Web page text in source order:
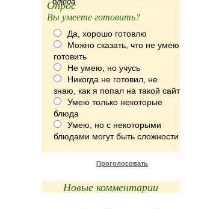
Опрос
Вы умеете готовить?
Да, хорошо готовлю
Можно сказать, что не умею
готовить
Не умею, но учусь
Никогда не готовил, не
знаю, как я попал на такой сайт
Умею только некоторые
блюда
Умею, но с некоторыми
блюдами могут быть сложности
Проголосовать
Новые комментарии